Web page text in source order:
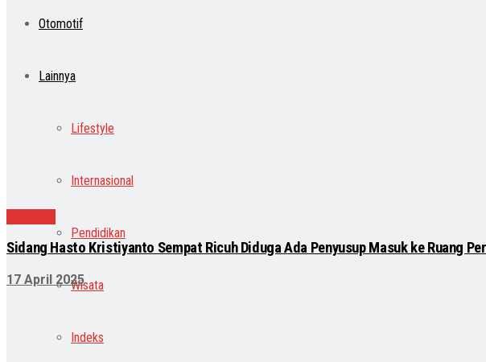
Otomotif
Lainnya
Lifestyle
Internasional
Pendidikan
Wisata
Indeks
Sidang Hasto Kristiyanto Sempat Ricuh Diduga Ada Penyusup Masuk ke Ruang
17 April 2025